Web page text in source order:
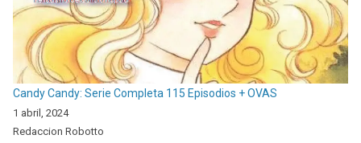
Candy Candy: Serie Completa 115 Episodios + OVAS
1 abril, 2024
Redaccion Robotto